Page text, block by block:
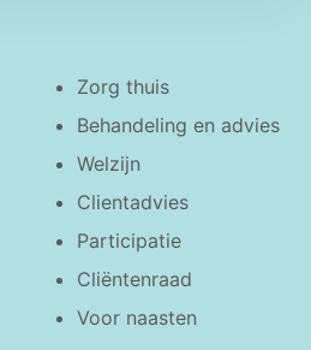
Zorg thuis
Behandeling en advies
Welzijn
Clientadvies
Participatie
Cliëntenraad
Voor naasten